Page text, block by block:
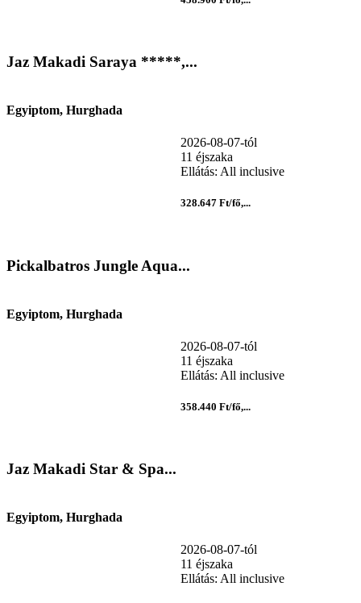
Jaz Makadi Saraya *****,...
Egyiptom, Hurghada
2026-08-07-tól
11 éjszaka
Ellátás: All inclusive
328.647 Ft/fő,...
Pickalbatros Jungle Aqua...
Egyiptom, Hurghada
2026-08-07-tól
11 éjszaka
Ellátás: All inclusive
358.440 Ft/fő,...
Jaz Makadi Star & Spa...
Egyiptom, Hurghada
2026-08-07-tól
11 éjszaka
Ellátás: All inclusive